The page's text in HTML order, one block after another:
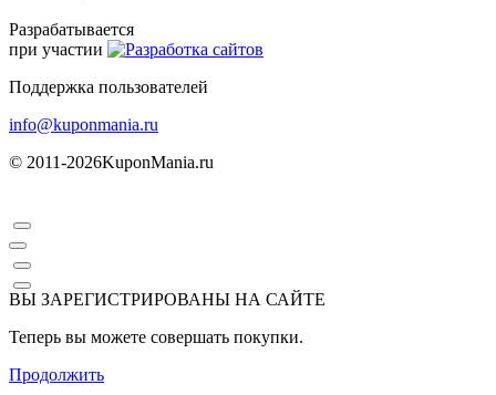
Разрабатывается
при участии
Поддержка пользователей
info@kuponmania.ru
© 2011-2026KuponMania.ru
ВЫ ЗАРЕГИСТРИРОВАНЫ НА САЙТЕ
Теперь вы можете совершать покупки.
Продолжить